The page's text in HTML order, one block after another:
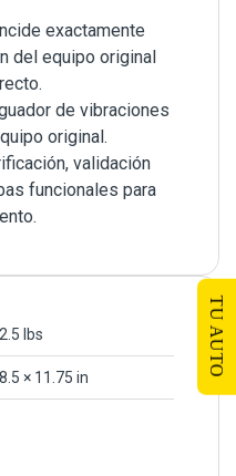
exactamente
del equipo original
de vibraciones
original.
validación
funcionales para
2.5 lbs
8.5 × 11.75 in TU AUTO